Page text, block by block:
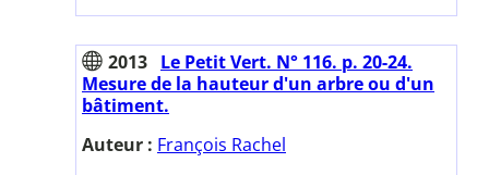
2013 Le Petit Vert. N° 116. p. 20-24.
Mesure de la hauteur d'un arbre ou d'un
bâtiment.
Auteur : François Rachel